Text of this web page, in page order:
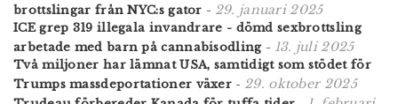
brottslingar från NYC:s gator - 29. januari 2025
ICE grep 319 illegala invandrare - dömd sexbrottsling
arbetade med barn på cannabisodling- 13. juli 2025
Två miljoner har lämnat USA, samtidigt som stödet för
Trumps massdeportationer växer - 29. oktober 2025